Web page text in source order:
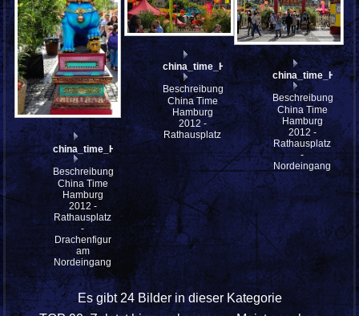
china_time_HH_mfw12__005702
Beschreibung:
China Time
Hamburg
2012 -
Rathausplatz
-
Drachenfigur
am
Nordeingang
china_time_HH_mfw12__005701jpg
Beschreibung:
China Time
Hamburg
2012 -
Rathausplatz
Beschreibung:
China Time
Hamburg
2012 -
Rathausplatz
-
Nordeingang
Es gibt 24 Bilder in dieser Kategorie